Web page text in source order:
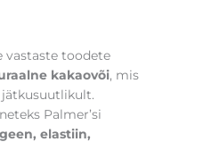
vastaste toodete
kakaovõi, mis
Palmer’si
elastiin,